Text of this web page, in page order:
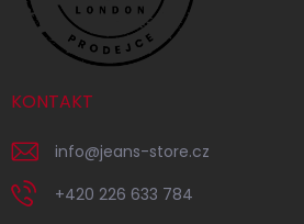
KONTAKT
info@jeans-store.cz
+420 226 633 784